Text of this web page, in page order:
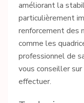
améliorant la
particulièrement
renforcement des
comme les
professionnel de
vous conseiller
effectuer.